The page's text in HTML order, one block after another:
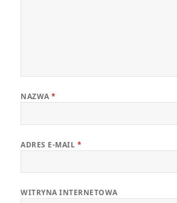
NAZWA*
ADRES E-MAIL *
WITRYNA INTERNETOWA